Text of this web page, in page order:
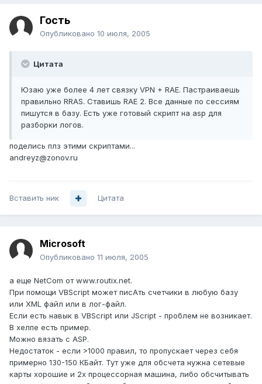
Гость
Опубликовано 10 июля, 2005
Цитата
Юзаю уже более 4 лет связку VPN + RAE. Пастраиваешь
правильно RRAS. Ставишь RAE 2. Все данные по сессиям
пишутся в базу. Есть уже готовый скрипт на asp для
разборки логов.
поделись плз этими скриптами...
andreyz@zonov.ru
Вставить ник Цитата
Microsoft
Опубликовано 11 июля, 2005
а еще NetCom от www.routix.net.
При помощи VBScript может писАть счетчики в любую базу
или XML файл или в лог-файл.
Если есть навык в VBScript или JScript - проблем не возникает.
В хелпе есть пример.
Можно вязать с ASP.
Недостаток - если >1000 правил, то пропускает через себя
примерно 130-150 КБайт. Тут уже для обсчета нужна сетевые
карты хорошие и 2х процессорная машина, либо обсчитывать